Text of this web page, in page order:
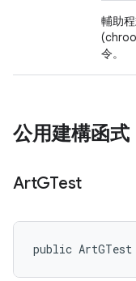
輔助
令。
公用建構函式
ArtGTest
public